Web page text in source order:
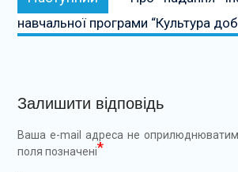
навчальної програми “Культура
Залишити відповідь
Ваша e-mail адреса не
поля позначені*